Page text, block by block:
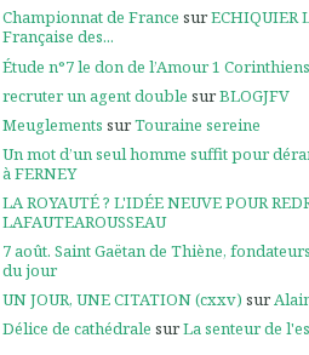
Championnat de France surECHIQUIER
Française des...
Étude n°7 le don de l’Amour 1
recruter un agent double surBLOGJFV
Meuglements surTouraine sereine
Un mot d’un seul homme suffit pour
à FERNEY
LA ROYAUTÉ ? L'IDÉE NEUVE POUR
LAFAUTEAROUSSEAU
7 août. Saint Gaëtan de Thiène,
du jour
UN JOUR, UNE CITATION (cxxv) sur
Délice de cathédrale surLa senteur de